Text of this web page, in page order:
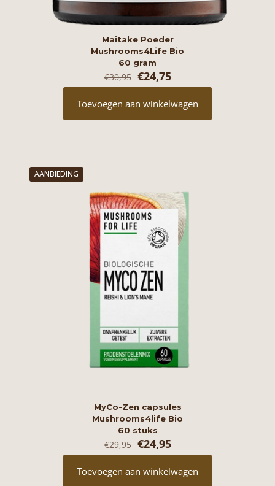
Maitake Poeder
Mushrooms4Life Bio
60 gram
€30,95 Oorspronkelijke
prijs
was:
€30,95.
€24,75Huidige
prijs
€24,75.
Toevoegen aan winkelwagen
AANBIEDING
MyCo-Zen capsules
Mushrooms4life Bio
60 stuks
€29,95 Oorspronkelijke
prijs
was:
€29,95.
€24,95Huidige
prijs
€24,95.
Toevoegen aan winkelwagen